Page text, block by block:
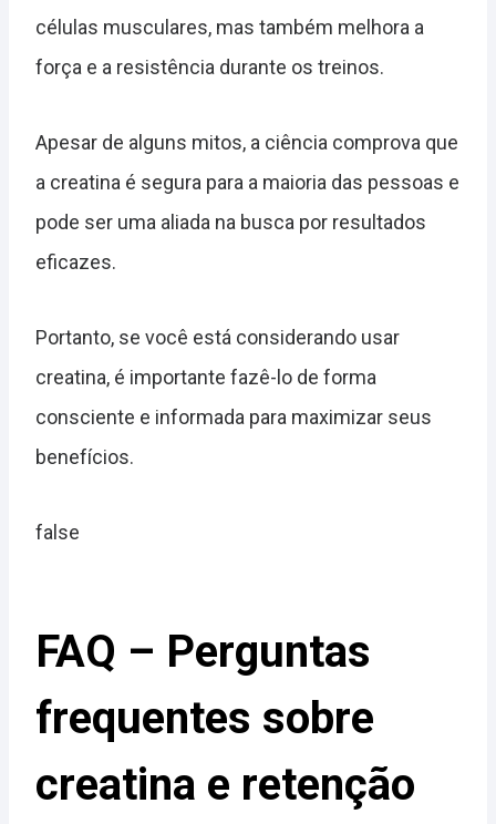
células musculares, mas também melhora a
força e a resistência durante os treinos.
Apesar de alguns mitos, a ciência comprova que
a creatina é segura para a maioria das pessoas e
pode ser uma aliada na busca por resultados
eficazes.
Portanto, se você está considerando usar
creatina, é importante fazê-lo de forma
consciente e informada para maximizar seus
benefícios.
false
FAQ – Perguntas
frequentes sobre
creatina e retenção